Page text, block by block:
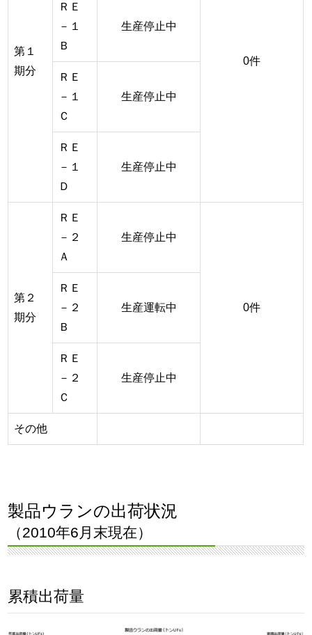
第１
期分
0件
ＲＥ
－１
Ｂ
生産停止中
ＲＥ
－１
Ｃ
生産停止中
ＲＥ
－１
Ｄ
生産停止中
第２
期分
ＲＥ
－２
Ａ
生産停止中
0件
ＲＥ
－２
Ｂ
生産運転中
ＲＥ
－２
Ｃ
生産停止中
その他
製品ウランの出荷状況
（2010年6月末現在）
累積出荷量